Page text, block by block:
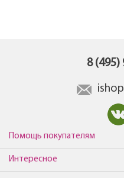
8 (495)
Помощь покупателям
Интересное